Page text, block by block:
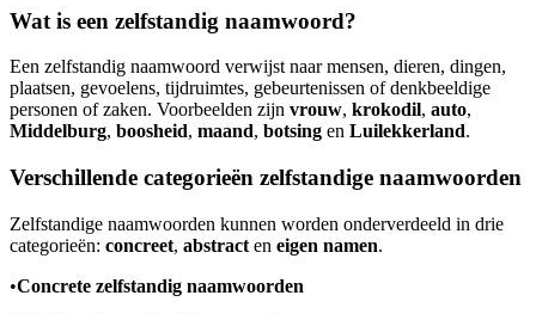
Wat is een zelfstandig naamwoord?
Een zelfstandig naamwoord verwijst naar mensen, dieren, dingen,
plaatsen, gevoelens, tijdruimtes, gebeurtenissen of denkbeeldige
personen of zaken. Voorbeelden zijn vrouw, krokodil, auto,
Middelburg, boosheid, maand, botsing en Luilekkerland.
Verschillende categorieën zelfstandige naamwoorden
Zelfstandige naamwoorden kunnen worden onderverdeeld in drie
categorieën: concreet, abstract en eigen namen.
•Concrete zelfstandig naamwoorden